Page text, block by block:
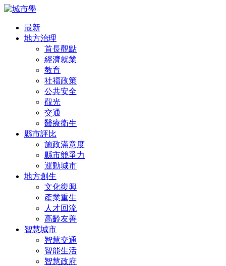
最新
地方治理
首長觀點
經濟就業
教育
社福政策
公共安全
觀光
交通
醫療衛生
縣市評比
施政滿意度
縣市競爭力
運動城市
地方創生
文化復興
產業重生
人才回流
高齡友善
智慧城市
智慧交通
智能生活
智慧政府